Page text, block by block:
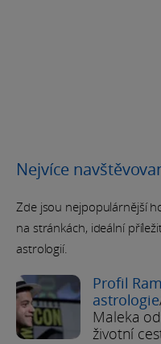
Nejvíce
Zde jsou nejpopulárnější
na stránkách, ideální
astrologií.
Profil
astrologie
Maleka
životní